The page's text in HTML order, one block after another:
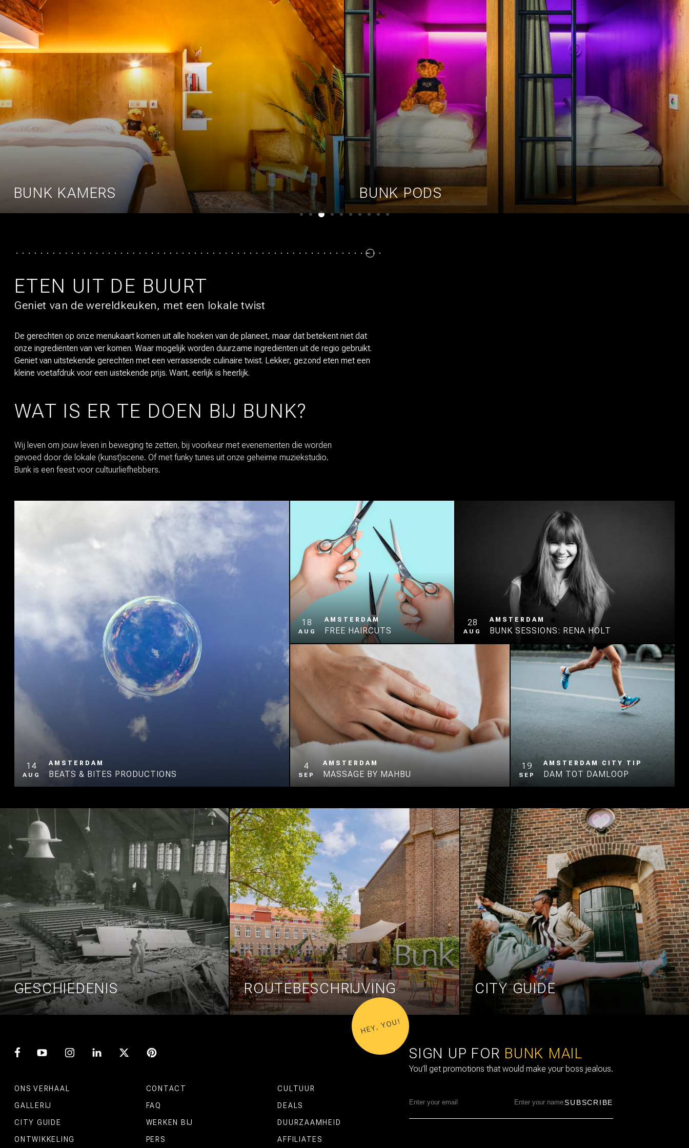
BUNK KAMERS BUNK PODS
ETEN UIT DE BUURT
Geniet van de wereldkeuken, met een lokale twist
De gerechten op onze menukaart komen uit alle hoeken van de planeet, maar dat betekent niet dat
onze ingrediënten van ver komen. Waar mogelijk worden duurzame ingrediënten uit de regio gebruikt.
Geniet van uitstekende gerechten met een verrassende culinaire twist. Lekker, gezond eten met een
kleine voetafdruk voor een uistekende prijs. Want, eerlijk is heerlijk.
WAT IS ER TE DOEN BIJ BUNK?
Wij leven om jouw leven in beweging te zetten, bij voorkeur met evenementen die worden
gevoed door de lokale (kunst)scene. Of met funky tunes uit onze geheime muziekstudio.
Bunk is een feest voor cultuurliefhebbers.
14
AUG
AMSTERDAM
BEATS & BITES PRODUCTIONS
18
AUG
AMSTERDAM
FREE HAIRCUTS
28
AUG
AMSTERDAM
BUNK SESSIONS: RENA HOLT
4
SEP
AMSTERDAM
MASSAGE BY MAHBU
19
SEP
AMSTERDAM CITY TIP
DAM TOT DAMLOOP
GESCHIEDENIS ROUTEBESCHRIJVING CITY GUIDE
ONS VERHAAL CONTACT CULTUUR
GALLERIJ FAQ DEALS
CITY GUIDE WERKEN BIJ DUURZAAMHEID
ONTWIKKELING PERS AFFILIATES
HEY, YOU!
SIGN UP FOR BUNK MAIL
You’ll get promotions that would make your boss jealous.
SUBSCRIBE